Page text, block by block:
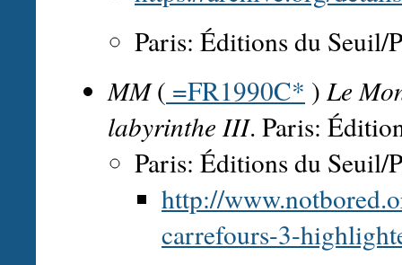
Paris: Éditions du Seuil/
MM( =FR1990C* )Le
labyrinthe III. Paris:
Paris: Éditions du Seuil/
http://
carrefours-3-